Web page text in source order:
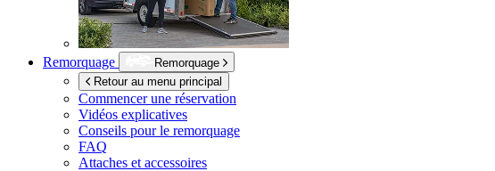
Remorquage
Remorquage
Retour au menu principal
Commencer une réservation
Vidéos explicatives
Conseils pour le remorquage
FAQ
Attaches et accessoires